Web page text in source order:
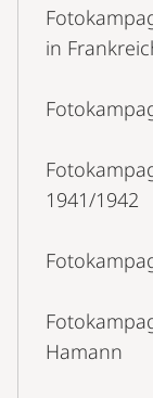
in
1941/1942
Hamann